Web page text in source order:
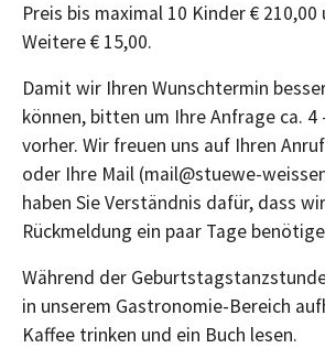
Preis bis maximal 10 Kinder €
Weitere € 15,00.
Damit wir Ihren Wunschtermin
können, bitten um Ihre Anfrage ca. 4
vorher. Wir freuen uns auf Ihren
oder Ihre Mail (mail@stuewe-
haben Sie Verständnis dafür, dass
Rückmeldung ein paar Tage
Während der
in unserem Gastronomie-Bereich
Kaffee trinken und ein Buch lesen.